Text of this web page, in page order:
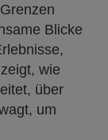
Blicke
wie
über
um